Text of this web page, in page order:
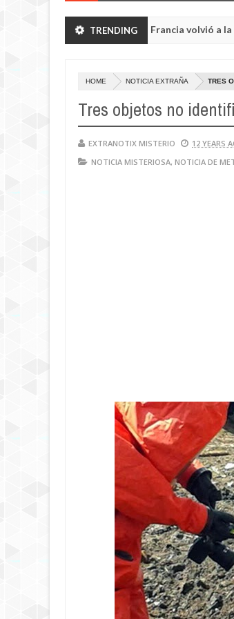
TRENDING
Dios: Hombre en Francia volvió a la vida
HOME NOTICIA EXTRAÑA TRES
Tres objetos no
EXTRANOTIX MISTERIO
12 YEARS
NOTICIA MISTERIOSA, NOTICIA DE